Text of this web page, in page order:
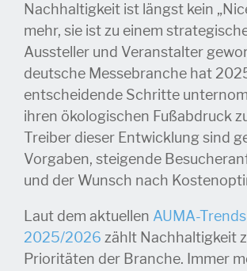
Nachhaltigkeit ist längst kein
mehr, sie ist zu einem
Aussteller und Veranstalter
deutsche Messebranche hat
entscheidende Schritte
ihren ökologischen Fußabdruck
Treiber dieser Entwicklung sind
Vorgaben, steigende
und der Wunsch nach
Laut dem aktuellen AUMA-
2025/2026 zählt Nachhaltigkeit
Prioritäten der Branche. Immer